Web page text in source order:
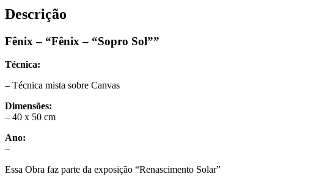
Descrição
Fênix – “Fênix – “Sopro Sol””
Técnica:
– Técnica mista sobre Canvas
Dimensões:
– 40 x 50 cm
Ano:
–
Essa Obra faz parte da exposição “Renascimento Solar”